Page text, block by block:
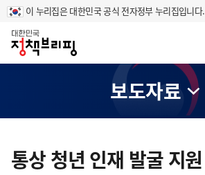
이 누리집은 대한민국 공식 전자정부 누리집입니다.
홈
보도자료
텐
츠통상 청년 인재 발굴 지원